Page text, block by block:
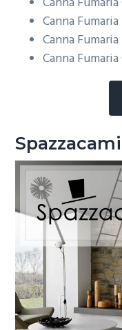
Canna
Canna
Canna